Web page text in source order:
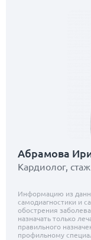
Абрамова
Кардиолог,
Информацию из
самодиагностики и
обострения
назначать только
правильного
профильному